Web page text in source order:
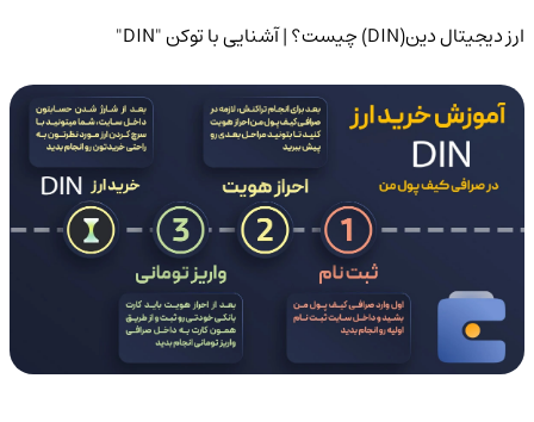
ارز دیجیتال دین(DIN) چیست؟ | آشنایی با توکن "DIN"